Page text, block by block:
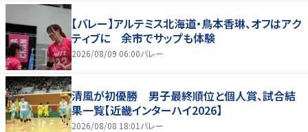
【バレー】アルテミス北海道・鳥本香琳、オフはアク
ティブに 余市でサップも体験
2026/08/09 06:00バレー
清風が初優勝 男子最終順位と個人賞、試合結
果一覧【近畿インターハイ2026】
2026/08/08 18:01 バレー